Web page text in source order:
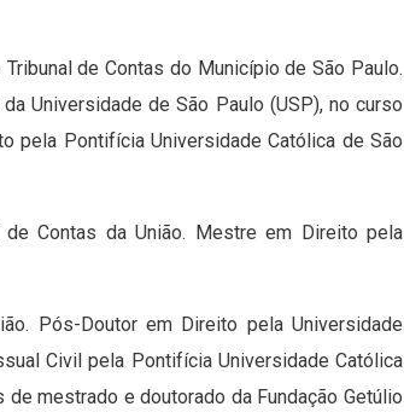
de Contas do Município de São Paulo.
Universidade de São Paulo (USP), no curso
pela Pontifícia Universidade Católica de São
Contas da União. Mestre em Direito pela
Pós-Doutor em Direito pela Universidade
Civil pela Pontifícia Universidade Católica
mestrado e doutorado da Fundação Getúlio